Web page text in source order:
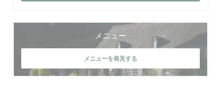
メニュー
メニューを発見する